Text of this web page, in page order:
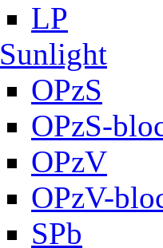
LP
Sunlight
OPzS
OPzS-
OPzV
OPzV-
SPb